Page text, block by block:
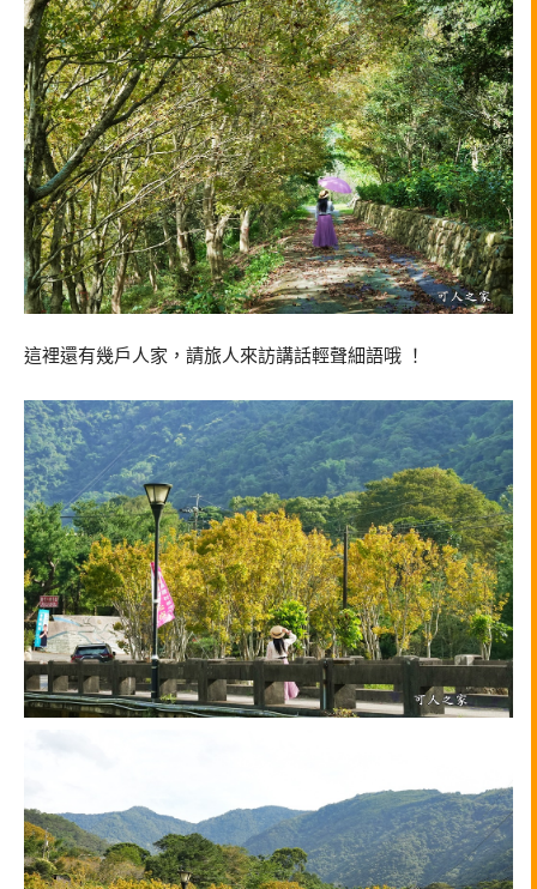
這裡還有幾戶人家，請旅人來訪講話輕聲細語哦 ！